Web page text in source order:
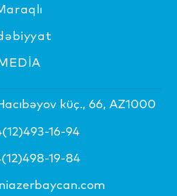
küç., 66, AZ1000
16-94
19-84